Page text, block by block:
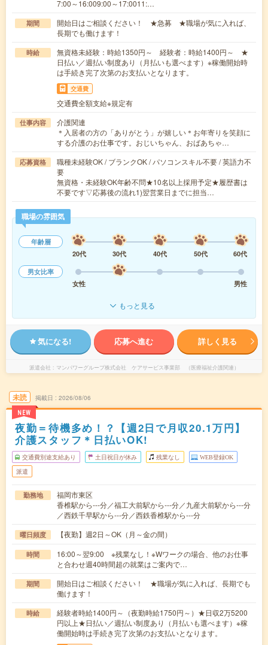
7:00～16:009:00～17:0011:…
期間
開始日はご相談ください！ ★急募 ★職場が気に入れば、
長期でも働けます！
時給
無資格未経験：時給1350円～ 経験者：時給1400円～ ★
日払い／週払い制度あり（月払いも選べます）※稼働開始時
は手続き完了次第のお支払いとなります。
交通費
交通費全額支給※規定有
仕事内容
介護関連
＊入居者の方の「ありがとう」が嬉しい＊お年寄りを笑顔に
する介護のお仕事です。おじいちゃん、おばあちゃ…
応募資格
職種未経験OK / ブランクOK / パソコンスキル不要 / 英語力不
要
無資格・未経験OK年齢不問★10名以上採用予定★履歴書は
不要です▽応募後の流れ1)翌営業日までに担当…
職場の雰囲気
年齢層
20代
30代 40代 50代
60代
男女比率
女性
男性
もっと見る
気になる! 応募へ進む 詳しく見る
派遣会社 マンパワーグループ株式会社 ケアサービス事業部 （医療福祉介護関連）
未読
NEW
掲載日 2026/08/06
夜勤＝待機多め！？【週2日で月収20.1万円】
介護スタッフ＊日払いOK!
交通費別途支給あり 土日祝日が休み 残業なし WEB登録OK
派遣
勤務地
福岡市東区
香椎駅から---分／福工大前駅から---分／九産大前駅から---分
／西鉄千早駅から---分／西鉄香椎駅から---分
曜日頻度 【夜勤】週2日～OK（月～金の間）
時間
16:00～翌9:00 ※残業なし！※Wワークの場合、他のお仕事
と合わせ週40時間超の就業はご案内で…
期間
開始日はご相談ください！ ★職場が気に入れば、長期でも
働けます！
時給
経験者時給1400円～（夜勤時給1750円～）★日収2万5200
円以上★日払い／週払い制度あり（月払いも選べます）※稼
働開始時は手続き完了次第のお支払いとなります。